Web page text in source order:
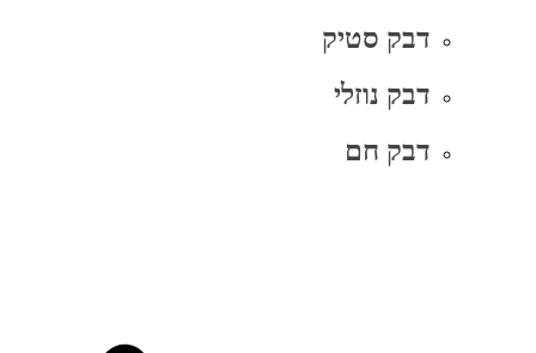
דבק סטיק
דבק נוזלי
דבק חם